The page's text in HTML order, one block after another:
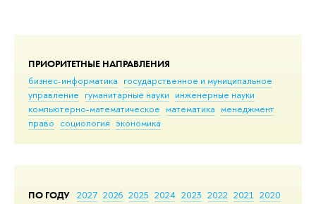
ПРИОРИТЕТНЫЕ НАПРАВЛЕНИЯ
бизнес-информатика государственное и муниципальное
управление гуманитарные науки инженерные науки
компьютерно-математическое математика менеджмент
право социология экономика
ПО ГОДУ 2027 2026 2025 2024 2023 2022 2021 2020